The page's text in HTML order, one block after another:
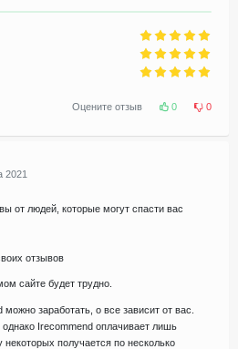
Оцените отзыв 0 0
2021
от людей, которые могут спасти вас
отзывов
сайте будет трудно.
заработать, о все зависит от вас.
Irecommend оплачивает лишь
получается по несколько